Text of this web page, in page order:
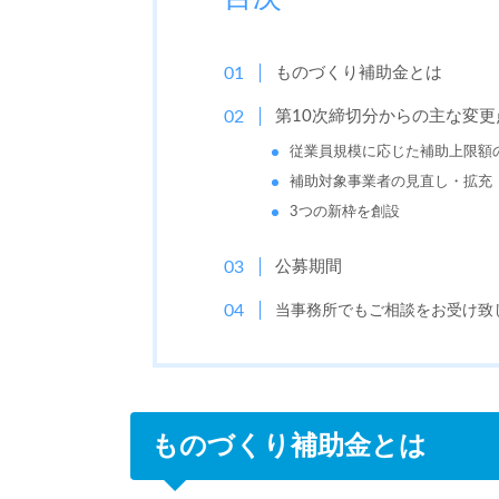
ものづくり補助金とは
第10次締切分からの主な変更
従業員規模に応じた補助上限額
補助対象事業者の見直し・拡充
3つの新枠を創設
公募期間
当事務所でもご相談をお受け致
ものづくり補助金とは